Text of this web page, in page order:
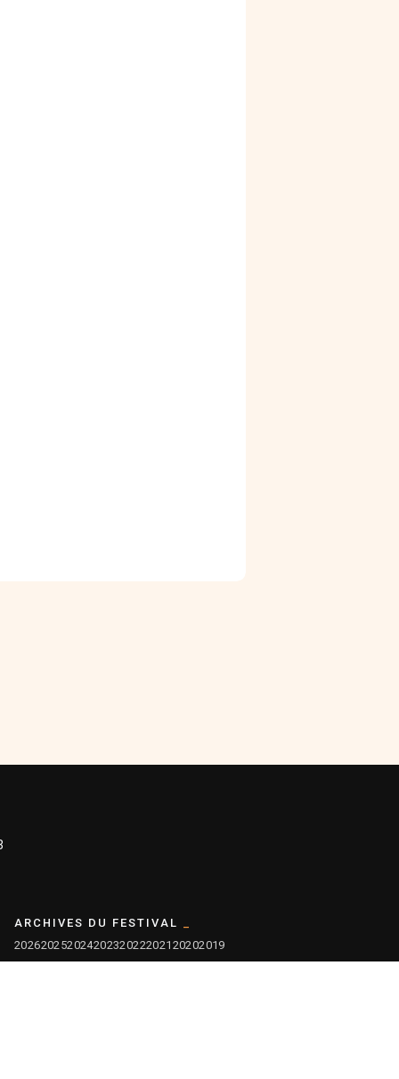
ARCHIVES DU FESTIVAL
202620252024202320222021 20202019
20182017201620152014201320122011